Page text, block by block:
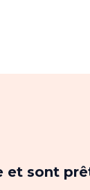
sont